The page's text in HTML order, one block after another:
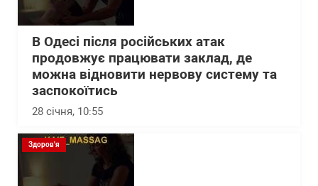
В Одесі після російських атак
продовжує працювати заклад, де
можна відновити нервову систему та
заспокоїтись
28 січня, 10:55
Здоров'я